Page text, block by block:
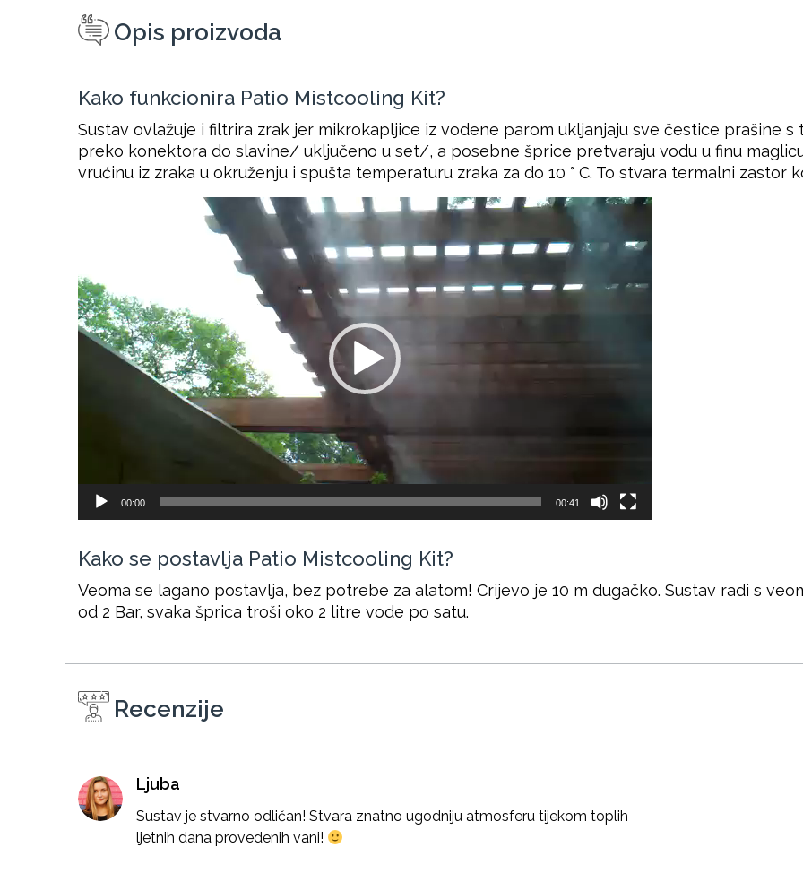
Opis proizvoda
Kako funkcionira Patio Mistcooling Kit?
Sustav ovlažuje i filtrira zrak jer mikrokapljice iz vodene parom ukljanjaju sve čestice prašine
preko konektora do slavine/ uključeno u set/, a posebne šprice pretvaraju vodu u finu
vrućinu iz zraka u okruženju i spušta temperaturu zraka za do 10 ° C. To stvara termalni zastor
00:00 00:41
Kako se postavlja Patio Mistcooling Kit?
Veoma se lagano postavlja, bez potrebe za alatom! Crijevo je 10 m dugačko. Sustav radi s
od 2 Bar, svaka šprica troši oko 2 litre vode po satu.
Recenzije
Ljuba
Sustav je stvarno odličan! Stvara znatno ugodniju atmosferu tijekom toplih
ljetnih dana provedenih vani!